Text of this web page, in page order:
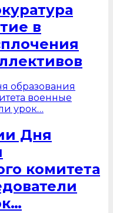
в
Дня
комитета